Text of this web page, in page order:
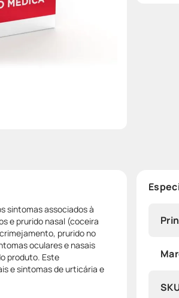
sintomas associados à
e prurido nasal (coceira
prurido no
oculares e nasais
produto. Este
e sintomas de urticária e